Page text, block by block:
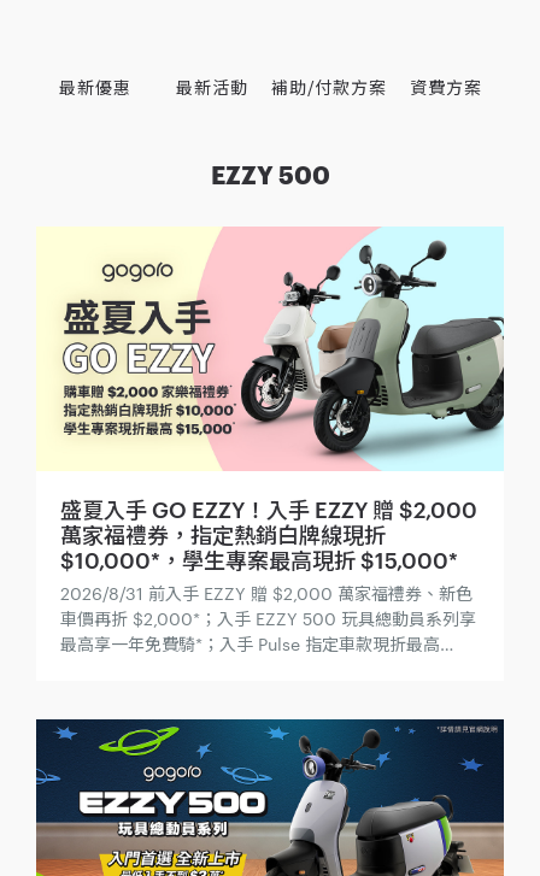
最新優惠 最新活動 補助/付款方案 資費方案
EZZY 500
盛夏入手 GO EZZY！入手 EZZY 贈 $2,000
萬家福禮券，指定熱銷白牌線現折
$10,000*，學生專案最高現折 $15,000*
2026/8/31 前入手 EZZY 贈 $2,000 萬家福禮券、新色
車價再折 $2,000*；入手 EZZY 500 玩具總動員系列享
最高享一年免費騎*；入手 Pulse 指定車款現折最高